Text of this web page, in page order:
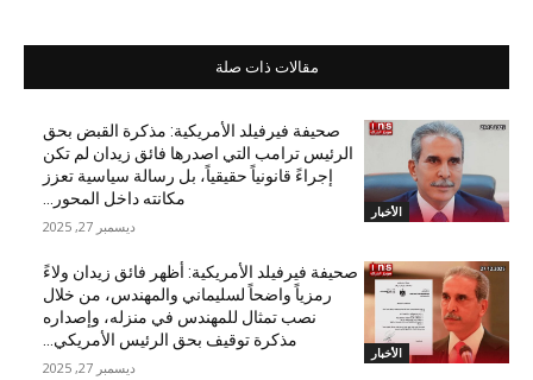
مقالات ذات صلة
الأخبار
صحيفة فيرفيلد الأمريكية: مذكرة القبض بحق
الرئيس ترامب التي اصدرها فائق زيدان لم تكن
إجراءً قانونياً حقيقياً، بل رسالة سياسية تعزز
مكانته داخل المحور...
ديسمبر 27, 2025
الأخبار
صحيفة فيرفيلد الأمريكية: أظهر فائق زيدان ولاءً
رمزياً واضحاً لسليماني والمهندس، من خلال
نصب تمثال للمهندس في منزله، وإصداره
مذكرة توقيف بحق الرئيس الأمريكي...
ديسمبر 27, 2025